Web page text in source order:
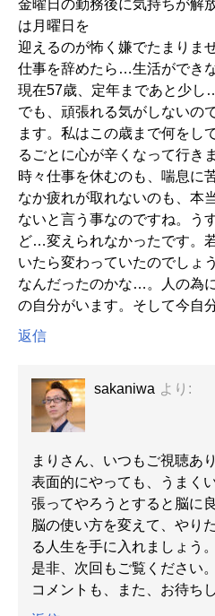
金曜日の勤務後に気持ちが解
は月曜日を
迎えるのが怖く嫌でたまりま
仕事を辞めたら…生活ができ
現在57歳、定年まであと少し
でも、頑張れる気がしないの
ます。私はこの歳まで何をし
るごとに心が辛くなって行き
時々仕事を休むのも、喘息に
なか疲れが取れないのも、本
ないと言う事なのですね。う
ど…変えられなかったです。
いたら変わっていたのでしょ
なんだったのかな…。人の為
の自分がいます。そして今自
返信
sakaniwa より:
まりさん、いつもご視聴あ
表面的にやっても、うまく
張ってやろうとすると脳に
脳の使い方を変えて、やり
る人生を手に入れましょう。
是非、次回もご覧ください。
コメントも、また、お待ち